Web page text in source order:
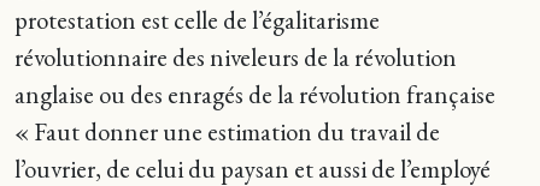
protestation est celle de l’égalitarisme
révolutionnaire des niveleurs de la révolution
anglaise ou des enragés de la révolution française
« Faut donner une estimation du travail de
l’ouvrier, de celui du paysan et aussi de l’employé